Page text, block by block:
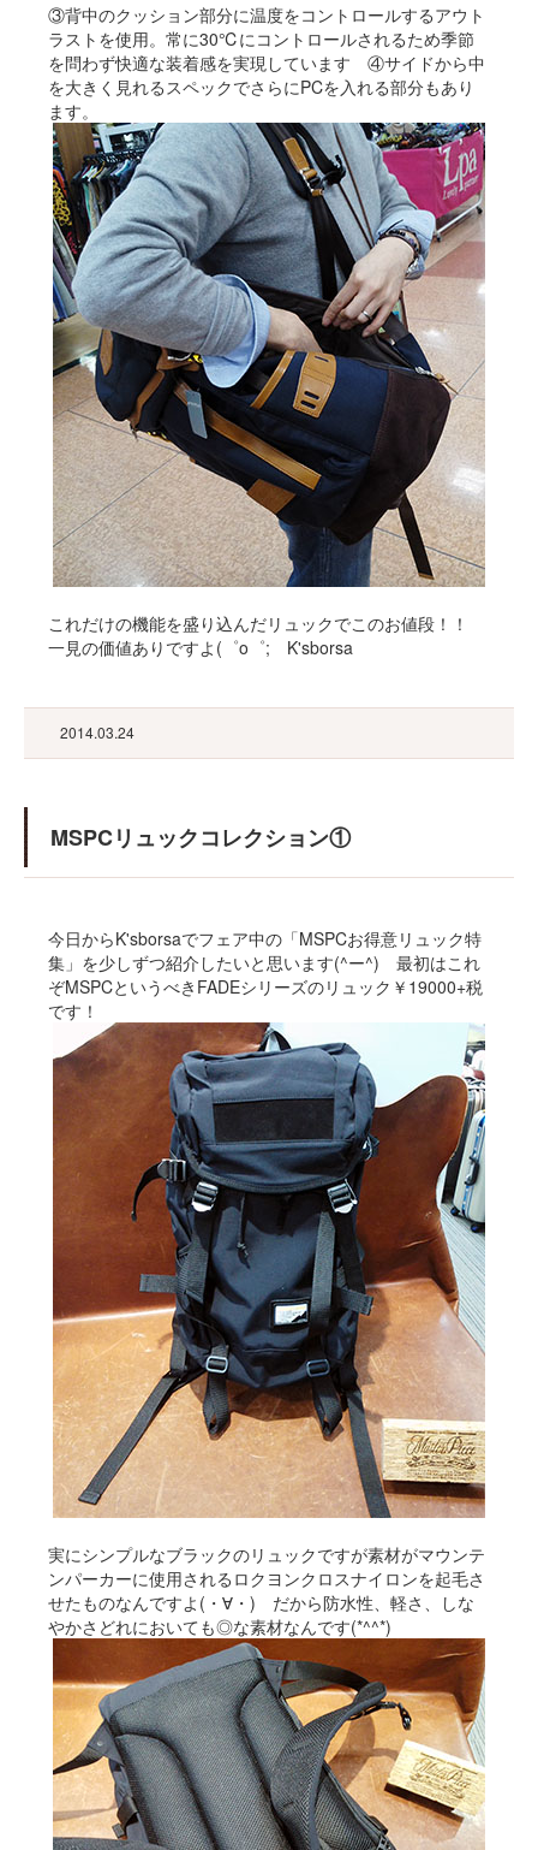
③背中のクッション部分に温度をコントロールするアウト
ラストを使用。常に30℃にコントロールされるため季節
を問わず快適な装着感を実現しています ④サイドから中
を大きく見れるスペックでさらにPCを入れる部分もあり
ます。
これだけの機能を盛り込んだリュックでこのお値段！！
一見の価値ありですよ(゜o゜; K'sborsa
2014.03.24
MSPCリュックコレクション①
今日からK'sborsaでフェア中の「MSPCお得意リュック特
集」を少しずつ紹介したいと思います(^ー^) 最初はこれ
ぞMSPCというべきFADEシリーズのリュック￥19000+税
です！
実にシンプルなブラックのリュックですが素材がマウンテ
ンパーカーに使用されるロクヨンクロスナイロンを起毛さ
せたものなんですよ(・∀・) だから防水性、軽さ、しな
やかさどれにおいても◎な素材なんです(*^^*)